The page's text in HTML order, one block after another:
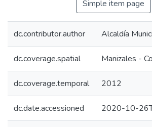
Simple item page
dc.contributor.author Alcaldía
dc.coverage.spatial Manizales -
dc.coverage.temporal 2012
dc.date.accessioned 2020-10-